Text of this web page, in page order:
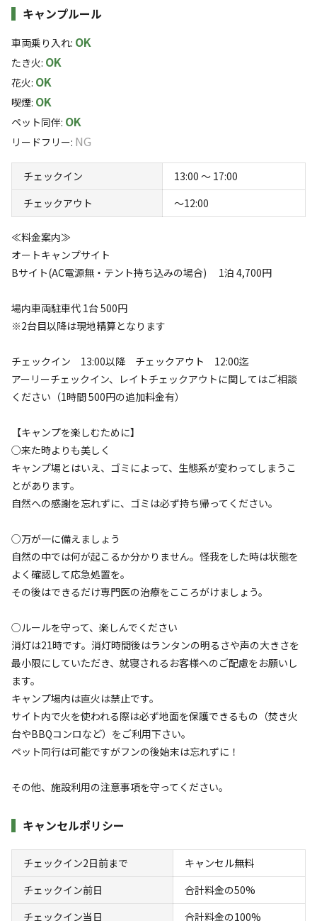
施設詳細
キャンプルール
車両乗り入れ: OK
たき火: OK
花火: OK
喫煙: OK
ペット同伴: OK
リードフリー: NG
チェックイン
13:00 〜 17:00
チェックアウト
〜12:00
≪料金案内≫
オートキャンプサイト
Bサイト(AC電源無・テント持ち込みの場合) 1泊 4,700円
場内車両駐車代 1台 500円
※2台目以降は現地精算となります
チェックイン 13:00以降 チェックアウト 12:00迄
アーリーチェックイン、レイトチェックアウトに関してはご相談
ください（1時間 500円の追加料金有）
【キャンプを楽しむために】
○来た時よりも美しく
キャンプ場とはいえ、ゴミによって、生態系が変わってしまうこ
とがあります。
自然への感謝を忘れずに、ゴミは必ず持ち帰ってください。
○万が一に備えましょう
自然の中では何が起こるか分かりません。怪我をした時は状態を
よく確認して応急処置を。
その後はできるだけ専門医の治療をこころがけましょう。
○ルールを守って、楽しんでください
消灯は21時です。消灯時間後はランタンの明るさや声の大きさを
最小限にしていただき、就寝されるお客様へのご配慮をお願いし
ます。
キャンプ場内は直火は禁止です。
サイト内で火を使われる際は必ず地面を保護できるもの（焚き火
台やBBQコンロなど）をご利用下さい。
ペット同行は可能ですがフンの後始末は忘れずに！
その他、施設利用の注意事項を守ってください。
キャンセルポリシー
チェックイン2日前まで
キャンセル無料
チェックイン前日
合計料金の50%
チェックイン当日
合計料金の100%
駐車場
サウナ
※詳しくは「
谷は、まるごとナチュラルパーク！！
自然豊かな津市美杉町下之川にある2002年4月にオープン
広大な敷地内に川が流れ、ゆったりサイズのキャンプサイ
トも50区画（内ACサイト30区画）あり、釣りやバーベキ
ューも楽しむことができます。子供用の遊具も整備されて
います。
い。
このキャンプ場の特徴
林間 公園 川
標高
雰囲気
まったり
落ち着く
ワイワイ
にぎやか
ソロ
30%
カップル
10% 20% 40%
・平日はソロや大人のみのお客様が多め
特徴タグ
#アスレチック・遊具 #カップルにおすすめ
#ファミリーにおすすめ #グループにおすすめ #虫捕り
#川遊び #ソロにおすすめ #天体観測
#携帯電波あり